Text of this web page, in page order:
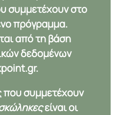
συμμετέχουν στο
πρόγραμμα.
από τη βάση
δεδομένων
.
που συμμετέχουν
είναι οι